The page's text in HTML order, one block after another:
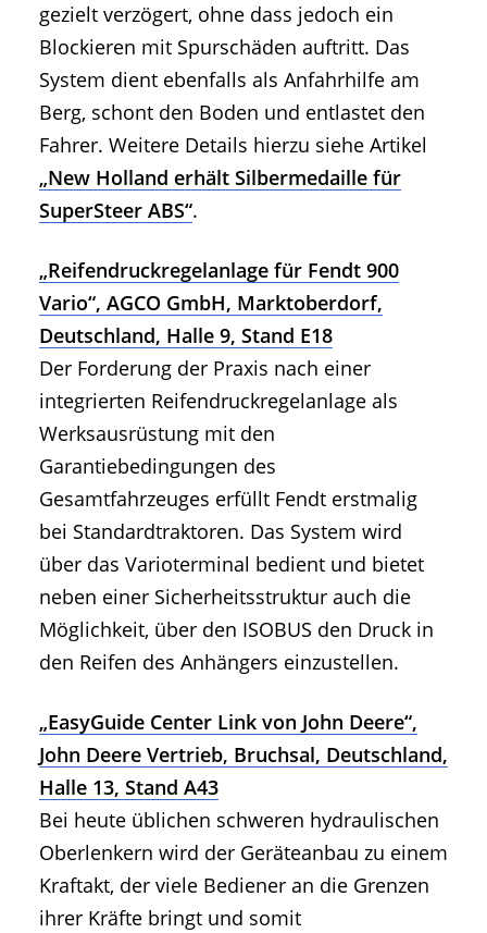
gezielt verzögert, ohne dass jedoch ein
Blockieren mit Spurschäden auftritt. Das
System dient ebenfalls als Anfahrhilfe am
Berg, schont den Boden und entlastet den
Fahrer. Weitere Details hierzu siehe Artikel
„New Holland erhält Silbermedaille für
SuperSteer ABS“.
„Reifendruckregelanlage für Fendt 900
Vario“, AGCO GmbH, Marktoberdorf,
Deutschland, Halle 9, Stand E18
Der Forderung der Praxis nach einer
integrierten Reifendruckregelanlage als
Werksausrüstung mit den
Garantiebedingungen des
Gesamtfahrzeuges erfüllt Fendt erstmalig
bei Standardtraktoren. Das System wird
über das Varioterminal bedient und bietet
neben einer Sicherheitsstruktur auch die
Möglichkeit, über den ISOBUS den Druck in
den Reifen des Anhängers einzustellen.
„EasyGuide Center Link von John Deere“,
John Deere Vertrieb, Bruchsal, Deutschland,
Halle 13, Stand A43
Bei heute üblichen schweren hydraulischen
Oberlenkern wird der Geräteanbau zu einem
Kraftakt, der viele Bediener an die Grenzen
ihrer Kräfte bringt und somit